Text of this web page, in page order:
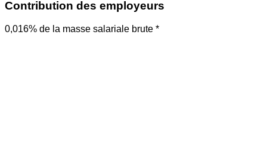
Contribution des employeurs
0,016% de la masse salariale brute *